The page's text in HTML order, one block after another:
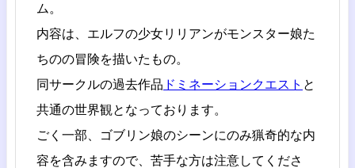
ム。
内容は、エルフの少女リリアンがモンスター娘た
ちのの冒険を描いたもの。
同サークルの過去作品 ドミネーションクエスト と
共通の世界観となっております。
ごく一部、ゴブリン娘のシーンにのみ猟奇的な内
容を含みますので、苦手な方は注意してくださ